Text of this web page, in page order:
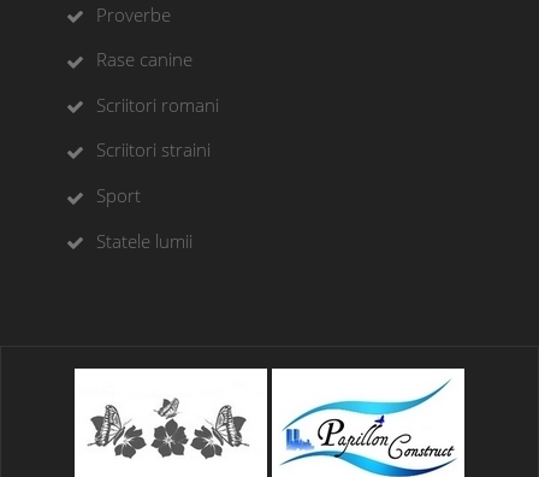
Proverbe
Rase canine
Scriitori romani
Scriitori straini
Sport
Statele lumii